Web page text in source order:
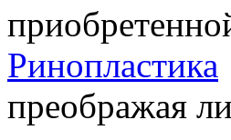
Ринопластика
преображая